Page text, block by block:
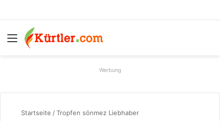
Menü
Werbung
Startseite /Tropfen sönmez Liebhaber